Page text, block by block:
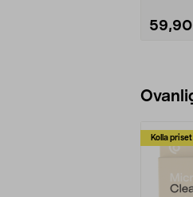
59,90
Kolla priset